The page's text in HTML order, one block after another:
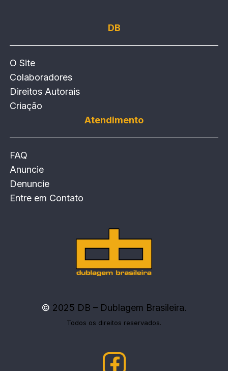
DB
O Site
Colaboradores
Direitos Autorais
Criação
Atendimento
FAQ
Anuncie
Denuncie
Entre em Contato
© 2025 DB – Dublagem Brasileira.
Todos os direitos reservados.